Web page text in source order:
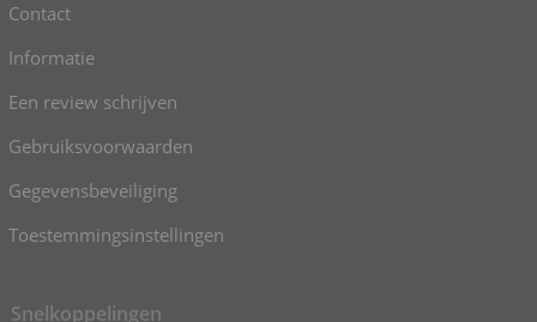
Contact
Informatie
Een review schrijven
Gebruiksvoorwaarden
Gegevensbeveiliging
Toestemmingsinstellingen
Snelkoppelingen